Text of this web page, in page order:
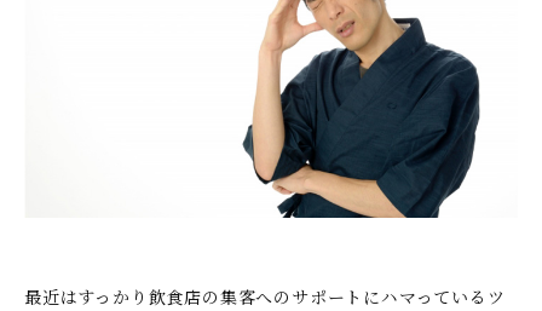
最近はすっかり飲食店の集客へのサポートにハマっているツ